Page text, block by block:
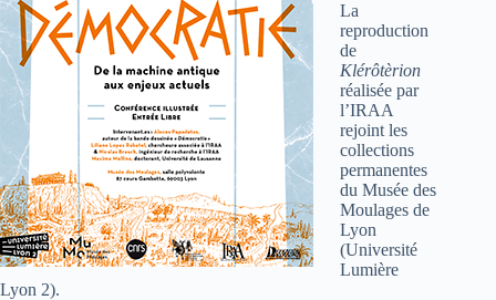
La
reproduction
de
Klérôtèrion
réalisée par
l’IRAA
rejoint les
collections
permanentes
du Musée des
Moulages de
Lyon
(Université
Lumière
Lyon 2).